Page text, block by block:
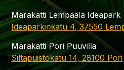
Marakatti Lempäälä Ideapark
Ideaparkinkatu 4, 37550
Marakatti Pori Puuvilla
Siltapuistokatu 14, 28100 Pori